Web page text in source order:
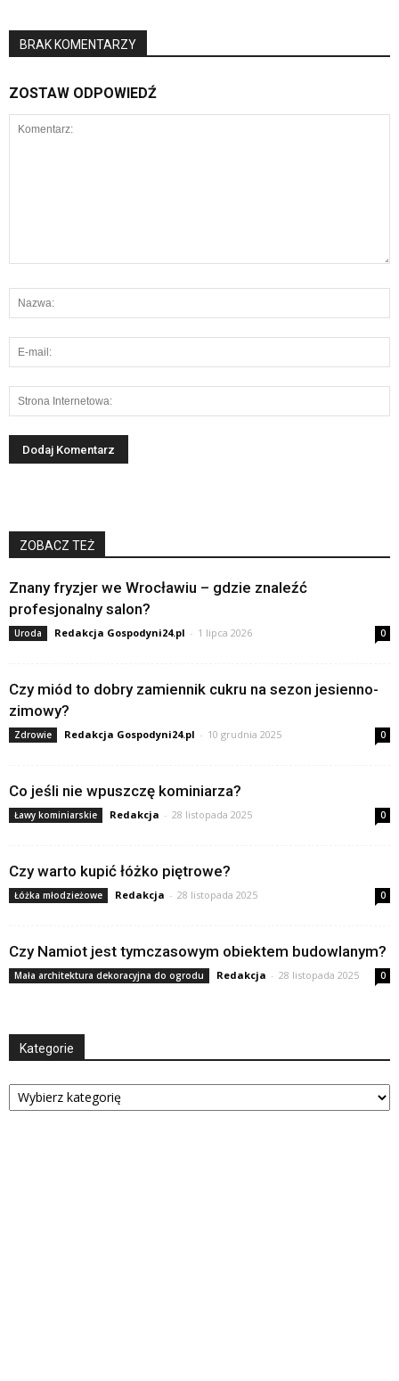
BRAK KOMENTARZY
ZOSTAW ODPOWIEDŹ
ZOBACZ TEŻ
Znany fryzjer we Wrocławiu – gdzie znaleźć
profesjonalny salon?
Uroda Redakcja Gospodyni24.pl - 1 lipca 2026 0
Czy miód to dobry zamiennik cukru na sezon jesienno-
zimowy?
Zdrowie Redakcja Gospodyni24.pl - 10 grudnia 2025 0
Co jeśli nie wpuszczę kominiarza?
Ławy kominiarskie Redakcja - 28 listopada 2025 0
Czy warto kupić łóżko piętrowe?
Łóżka młodzieżowe Redakcja - 28 listopada 2025 0
Czy Namiot jest tymczasowym obiektem budowlanym?
Mała architektura dekoracyjna do ogrodu Redakcja - 28 listopada 2025 0
Kategorie
Kategorie